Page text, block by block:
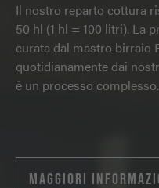
Il nostro reparto cottura
50 hl (1 hl = 100 litri). La
curata dal mastro birraio
quotidianamente dai
è un processo complesso.
MAGGIORI